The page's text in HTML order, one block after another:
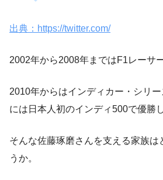
出典：https://twitter.com/
2002年から2008年まではF1レーサ
2010年からはインディカー・シリ
には日本人初のインディ500で優勝
そんな佐藤琢磨さんを支える家族は
うか。